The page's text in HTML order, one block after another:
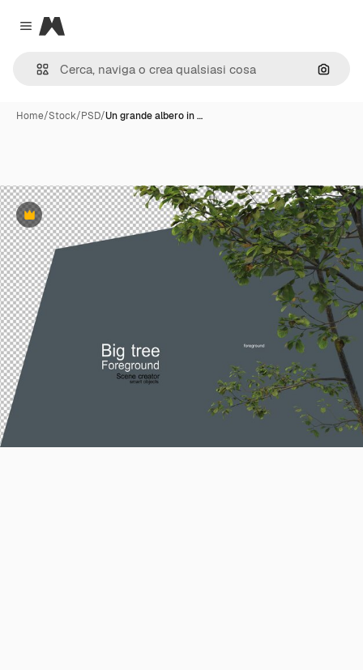
Close menu
Magnific
Cerca
Home/Stock/PSD/Un grande albero in …
Premium